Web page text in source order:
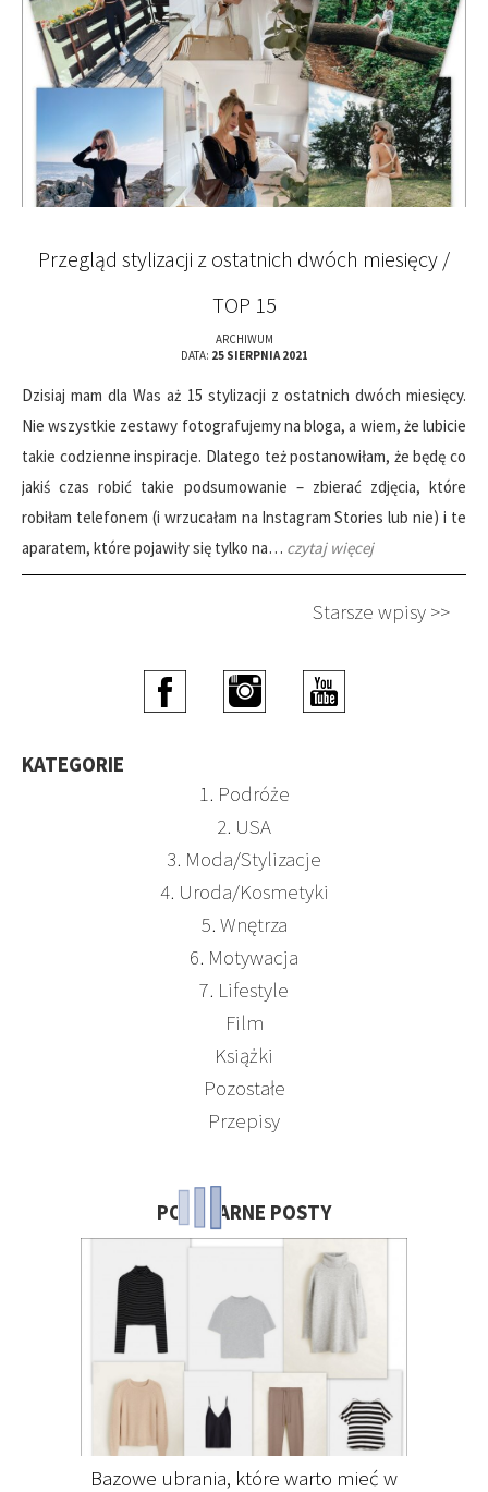
Przegląd stylizacji z ostatnich dwóch miesięcy /
TOP 15
ARCHIWUM
DATA: 25 SIERPNIA 2021
Dzisiaj mam dla Was aż 15 stylizacji z ostatnich dwóch miesięcy.
Nie wszystkie zestawy fotografujemy na bloga, a wiem, że lubicie
takie codzienne inspiracje. Dlatego też postanowiłam, że będę co
jakiś czas robić takie podsumowanie – zbierać zdjęcia, które
robiłam telefonem (i wrzucałam na Instagram Stories lub nie) i te
aparatem, które pojawiły się tylko na… czytaj więcej
Starsze wpisy >>
KATEGORIE
1. Podróże
2. USA
3. Moda/Stylizacje
4. Uroda/Kosmetyki
5. Wnętrza
6. Motywacja
7. Lifestyle
Film
Książki
Pozostałe
Przepisy
POPULARNE POSTY
Bazowe ubrania, które warto mieć w